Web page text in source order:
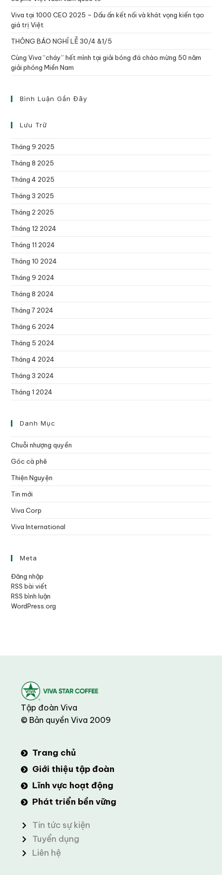
Viva tại 1000 CEO 2025 – Dấu ấn kết nối và khát vọng kiến tạo
giá trị Việt
THÔNG BÁO NGHỈ LỄ 30/4 &1/5
Cùng Viva “cháy” hết mình tại giải bóng đá chào mừng 50 năm
giải phóng Miền Nam
Bình Luận Gần Đây
Lưu Trữ
Tháng 9 2025
Tháng 8 2025
Tháng 4 2025
Tháng 3 2025
Tháng 2 2025
Tháng 12 2024
Tháng 11 2024
Tháng 10 2024
Tháng 9 2024
Tháng 8 2024
Tháng 7 2024
Tháng 6 2024
Tháng 5 2024
Tháng 4 2024
Tháng 3 2024
Tháng 1 2024
Danh Mục
Chuỗi nhượng quyền
Góc cà phê
Thiện Nguyện
Tin mới
Viva Corp
Viva International
Meta
Đăng nhập
RSS bài viết
RSS bình luận
WordPress.org
Tập đoàn Viva
© Bản quyền Viva 2009
Trang chủ
Giới thiệu tập đoàn
Lĩnh vực hoạt động
Phát triển bền vững
Tin tức sự kiện
Tuyển dụng
Liên hệ